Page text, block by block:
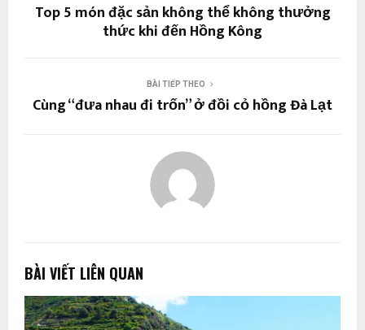
Top 5 món đặc sản không thể không thưởng
thức khi đến Hồng Kông
BÀI TIẾP THEO
Cùng “đưa nhau đi trốn” ở đồi cỏ hồng Đà Lạt
BÀI VIẾT LIÊN QUAN